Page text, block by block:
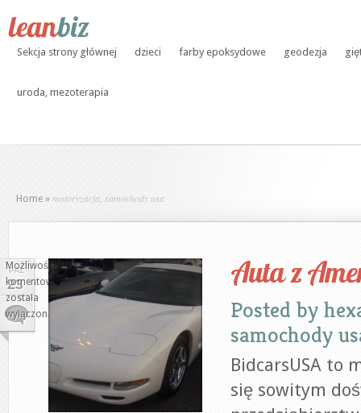
Sekcja strony głównej dzieci farby epoksydowe geodezja
uroda, mezoterapia
Home » motoryzacja, samochody usa
PAŹ
23
Możliwość
komentowania
Auta
z
Ameryki
została
wyłączona
Auta z
Posted by
samochody
BidcarsUSA to
się sowitym